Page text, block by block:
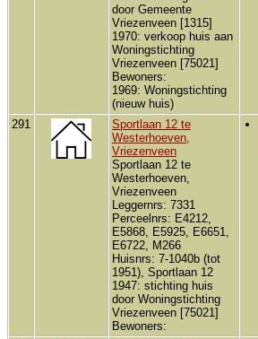
door Gemeente
Vriezenveen [1315]
1970: verkoop huis aan
Woningstichting
Vriezenveen [75021]
Bewoners:
1969: Woningstichting
(nieuw huis)
291
Sportlaan 12 te
Westerhoeven,
Vriezenveen
Sportlaan 12 te
Westerhoeven,
Vriezenveen
Leggernrs: 7331
Perceelnrs: E4212,
E5868, E5925, E6651,
E6722, M266
Huisnrs: 7-1040b (tot
1951), Sportlaan 12
1947: stichting huis
door Woningstichting
Vriezenveen [75021]
Bewoners: